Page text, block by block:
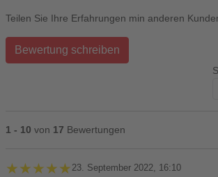
Teilen Sie Ihre Erfahrungen min anderen
Bewertung schreiben
1 - 10 von 17 Bewertungen
★★★★★
★★★★★ 23. September 2022, 16:10